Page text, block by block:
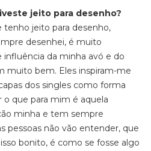
jeito para desenho?
tenho jeito para desenho,
desenhei, é muito
da minha avó e do
muito bem. Eles inspiram-me
dos singles como forma
que para mim é aquela
minha e tem sempre
pessoas não vão entender, que
bonito, é como se fosse algo